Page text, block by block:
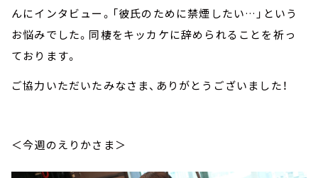
んにインタビュー。「彼氏のために禁煙したい…」という
お悩みでした。同棲をキッカケに辞められることを祈っ
ております。
ご協力いただいたみなさま、ありがとうございました！
＜今週のえりかさま＞